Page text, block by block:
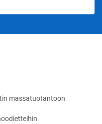
massatuotantoon